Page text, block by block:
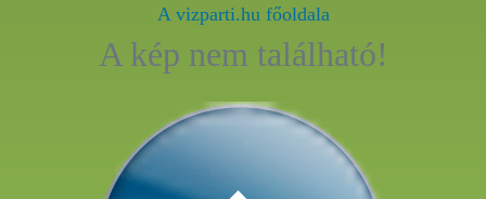
A vizparti.hu főoldala
A kép nem található!